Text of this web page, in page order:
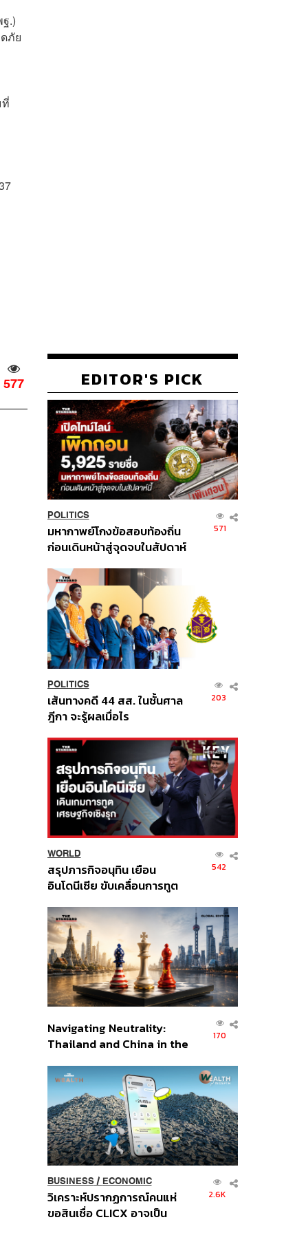
.)
ภัย
577 EDITOR'S PICK
POLITICS
มหากาพย์โกงข้อสอบท้องถิ่น
ก่อนเดินหน้าสู่จุดจบในสัปดาห์
571
POLITICS
เส้นทางคดี 44 สส. ในชั้นศาล
ฎีกา จะรู้ผลเมื่อไร
203
WORLD
สรุปภารกิจอนุทิน เยือน
อินโดนีเซีย ขับเคลื่อนการทูต
ส่วนยุทธศาสตร์ไทย –
อินโดนีเซีย
542
Navigating Neutrality:
Thailand and China in the
Order
170
BUSINESS/ ECONOMIC
วิเคราะห์ปรากฏการณ์คนแห่
ขอสินเชื่อ CLICX อาจเป็น
2.6K